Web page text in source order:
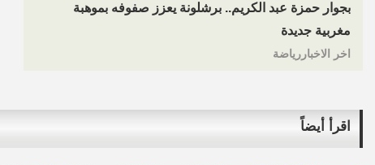
بجوار حمزة عبد الكريم.. برشلونة يعزز صفوفه بموهبة
مغربية جديدة
اخر الاخباررياضة
اقرأ أيضاً